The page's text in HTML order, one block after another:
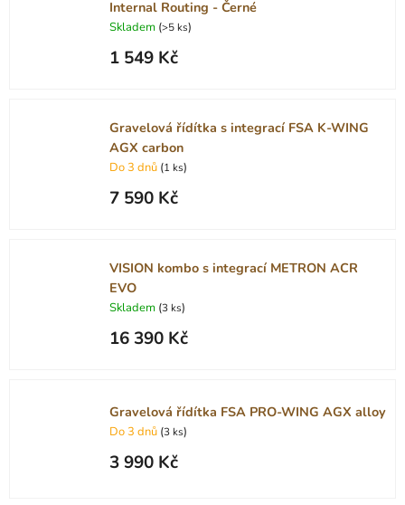
Internal Routing - Černé
Skladem (>5 ks)
1 549 Kč
Gravelová řídítka s integrací FSA K-WING
AGX carbon
Do 3 dnů (1 ks)
7 590 Kč
VISION kombo s integrací METRON ACR
EVO
Skladem (3 ks)
16 390 Kč
Gravelová řídítka FSA PRO-WING AGX alloy
Do 3 dnů (3 ks)
3 990 Kč